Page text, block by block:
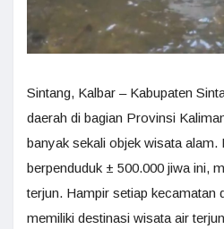
Sintang, Kalbar – Kabupaten
daerah di bagian Provinsi
banyak sekali objek wisata alam.
berpenduduk ± 500.000 jiwa ini,
terjun. Hampir setiap kecamatan
memiliki destinasi wisata air